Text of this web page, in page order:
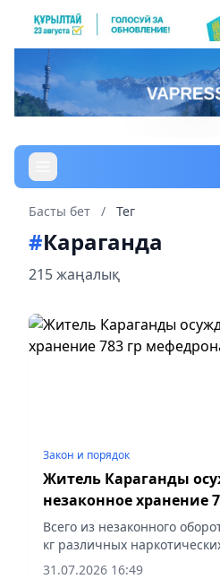
Басты бет / Тег
#Караганда
215 жаңалық
Закон и порядок
Житель Караганды
незаконное хранение
Всего из незаконного
кг различных
vapress.kz.
31.07.2026 16:49